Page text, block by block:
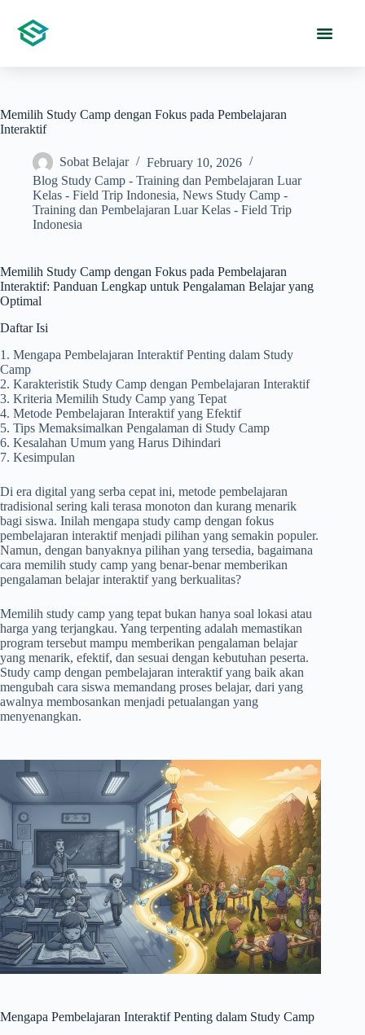
Memilih Study Camp dengan Fokus pada Pembelajaran
Interaktif
Sobat Belajar
February 10, 2026
Blog Study Camp - Training dan Pembelajaran Luar
Kelas - Field Trip Indonesia, News Study Camp -
Training dan Pembelajaran Luar Kelas - Field Trip
Indonesia
Memilih Study Camp dengan Fokus pada Pembelajaran
Interaktif: Panduan Lengkap untuk Pengalaman Belajar yang
Optimal
Daftar Isi
1. Mengapa Pembelajaran Interaktif Penting dalam Study
Camp
2. Karakteristik Study Camp dengan Pembelajaran Interaktif
3. Kriteria Memilih Study Camp yang Tepat
4. Metode Pembelajaran Interaktif yang Efektif
5. Tips Memaksimalkan Pengalaman di Study Camp
6. Kesalahan Umum yang Harus Dihindari
7. Kesimpulan
Di era digital yang serba cepat ini, metode pembelajaran
tradisional sering kali terasa monoton dan kurang menarik
bagi siswa. Inilah mengapa study camp dengan fokus
pembelajaran interaktif menjadi pilihan yang semakin populer.
Namun, dengan banyaknya pilihan yang tersedia, bagaimana
cara memilih study camp yang benar-benar memberikan
pengalaman belajar interaktif yang berkualitas?
Memilih study camp yang tepat bukan hanya soal lokasi atau
harga yang terjangkau. Yang terpenting adalah memastikan
program tersebut mampu memberikan pengalaman belajar
yang menarik, efektif, dan sesuai dengan kebutuhan peserta.
Study camp dengan pembelajaran interaktif yang baik akan
mengubah cara siswa memandang proses belajar, dari yang
awalnya membosankan menjadi petualangan yang
menyenangkan.
Mengapa Pembelajaran Interaktif Penting dalam Study Camp